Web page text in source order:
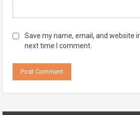
Save my name, email, and website
next time I comment.